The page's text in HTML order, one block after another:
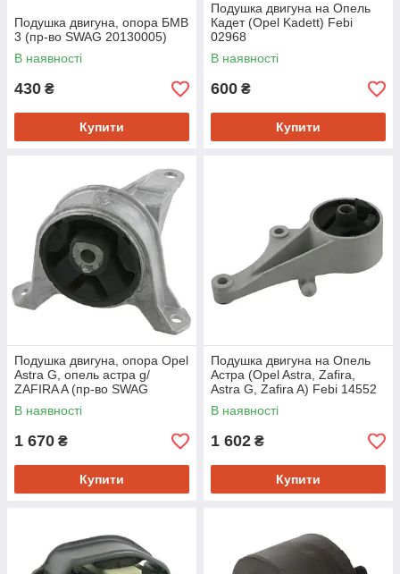
Подушка двигуна, опора БМВ
3 (пр-во SWAG 20130005)
В наявності
430 ₴
Купити
Подушка двигуна на Опель
Кадет (Opel Kadett) Febi
02968
В наявності
600 ₴
Купити
Подушка двигуна, опора Opel
Astra G, опель астра g/
ZAFIRA A (пр-во SWAG
40130061)
В наявності
1 670 ₴
Купити
Подушка двигуна на Опель
Астра (Opel Astra, Zafira,
Astra G, Zafira A) Febi 14552
В наявності
1 602 ₴
Купити